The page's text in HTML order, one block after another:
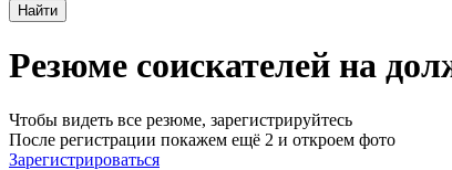
Найти
Резюме соискателей на
Чтобы видеть все резюме, зарегистрируйтесь
После регистрации покажем ещё 2 и откроем фото
Зарегистрироваться